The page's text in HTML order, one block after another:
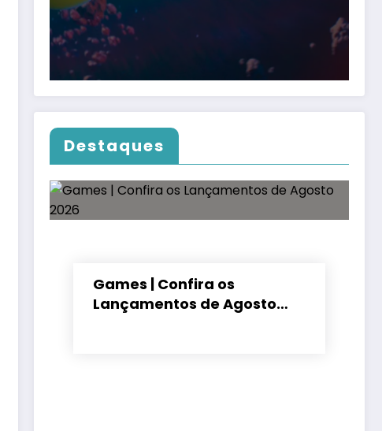
Destaques
Games | Confira os
Lançamentos de Agosto